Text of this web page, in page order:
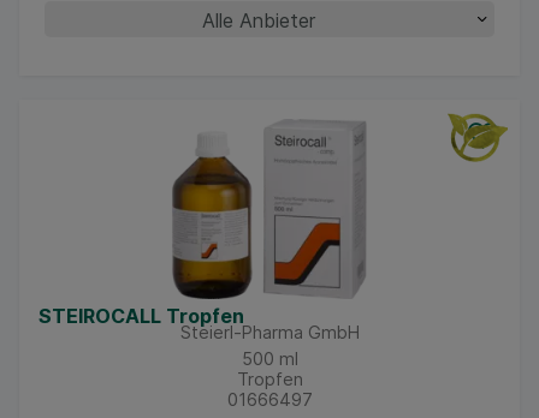
STEIROCALL Tropfen
Steierl-Pharma GmbH
500 ml
Tropfen
01666497